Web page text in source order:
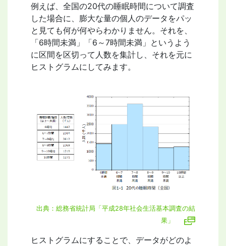
例えば、全国の20代の睡眠時間について調査
した場合に、膨大な量の個人のデータをパッ
と見ても何が何やらわかりません。それを、
「6時間未満」「6～7時間未満」というよう
に区間を区切って人数を集計し、それを元に
ヒストグラムにしてみます。
出典：総務省統計局「平成28年社会生活基本調査の結
果」
ヒストグラムにすることで、データがどのよ